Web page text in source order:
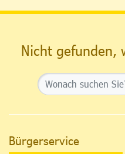
Nicht gefunden,
Bürgerservice